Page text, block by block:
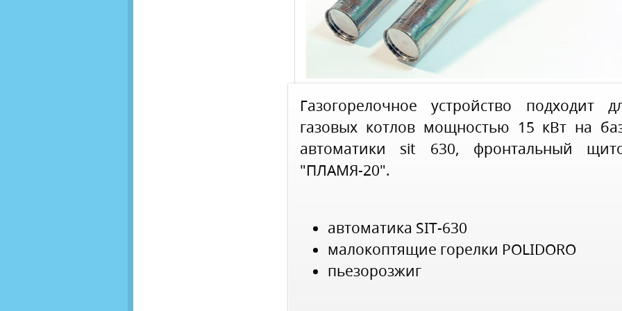
Газогорелочное устройство подходит
газовых котлов мощностью 15 кВт на
автоматики sit 630, фронтальный
"ПЛАМЯ-20".
автоматика SIT-630
малокоптящие горелки POLIDORO
пьезорозжиг